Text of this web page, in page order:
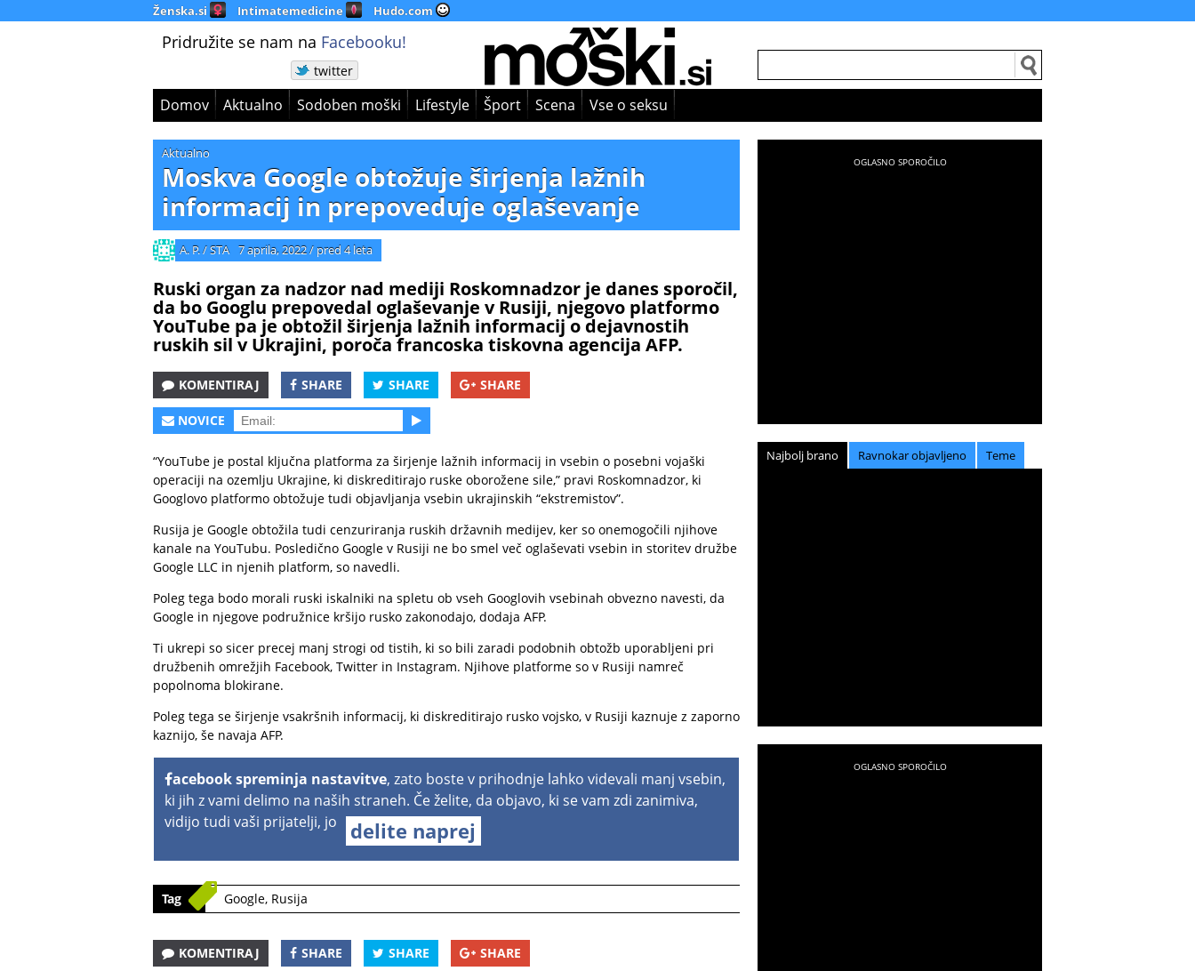
Ženska.si Intimatemedicine Hudo.com
Pridružite se nam na Facebooku!
twitter
Domov Aktualno Sodoben moški Lifestyle Šport Scena Vse o seksu
Aktualno
Moskva Google obtožuje širjenja lažnih
informacij in prepoveduje oglaševanje
A. P. / STA 7 aprila, 2022/ pred 4 leta
Ruski organ za nadzor nad mediji Roskomnadzor je danes sporočil,
da bo Googlu prepovedal oglaševanje v Rusiji, njegovo platformo
YouTube pa je obtožil širjenja lažnih informacij o dejavnostih
ruskih sil v Ukrajini, poroča francoska tiskovna agencija AFP.
KOMENTIRAJ SHARE SHARE SHARE
NOVICE
“YouTube je postal ključna platforma za širjenje lažnih informacij in vsebin o posebni vojaški
operaciji na ozemlju Ukrajine, ki diskreditirajo ruske oborožene sile,” pravi Roskomnadzor, ki
Googlovo platformo obtožuje tudi objavljanja vsebin ukrajinskih “ekstremistov”.
Rusija je Google obtožila tudi cenzuriranja ruskih državnih medijev, ker so onemogočili njihove
kanale na YouTubu. Posledično Google v Rusiji ne bo smel več oglaševati vsebin in storitev družbe
Google LLC in njenih platform, so navedli.
Poleg tega bodo morali ruski iskalniki na spletu ob vseh Googlovih vsebinah obvezno navesti, da
Google in njegove podružnice kršijo rusko zakonodajo, dodaja AFP.
Ti ukrepi so sicer precej manj strogi od tistih, ki so bili zaradi podobnih obtožb uporabljeni pri
družbenih omrežjih Facebook, Twitter in Instagram. Njihove platforme so v Rusiji namreč
popolnoma blokirane.
Poleg tega se širjenje vsakršnih informacij, ki diskreditirajo rusko vojsko, v Rusiji kaznuje z zaporno
kaznijo, še navaja AFP.
acebook spreminja nastavitve, zato boste v prihodnje lahko videvali manj vsebin,
ki jih z vami delimo na naših straneh. Če želite, da objavo, ki se vam zdi zanimiva,
vidijo tudi vaši prijatelji, jo
delite naprej
Tag Google, Rusija
KOMENTIRAJ SHARE SHARE SHARE
Najbolj brano Ravnokar objavljeno Teme